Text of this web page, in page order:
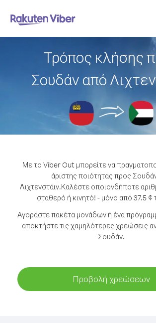
Τρόπος κλήσης
Σουδάν από
Με το Viber Out μπορείτε να
άριστης ποιότητας προς
Λιχτενστάιν.Καλέστε οποιονδήποτε
σταθερό ή κινητό! - μόνο από 37.5 ¢
Αγοράστε πακέτα μονάδων ή ένα
αποκτήστε τις χαμηλότερες χρεώσεις
Σουδάν.
Προβολή χρεώσεων